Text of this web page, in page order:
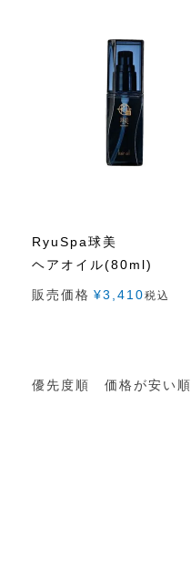
RyuSpa球美
ヘアオイル(80ml)
販売価格 ¥3,410税込
優先度順 価格が安い順